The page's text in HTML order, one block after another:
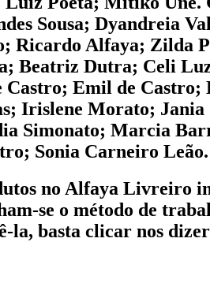
Sousa; Dyandreia
Ricardo Alfaya; Zilda
Beatriz Dutra; Celi
Emil de
Irislene Morato; Jania
Simonato; Marcia
Sonia Carneiro
no Alfaya Livreiro
se o método de
basta clicar nos